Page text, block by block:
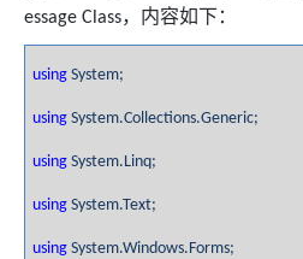
essage Class，内容如下：
usingSystem;
usingSystem.Collections.Generic;
usingSystem.Linq;
usingSystem.Text;
usingSystem.Windows.Forms;